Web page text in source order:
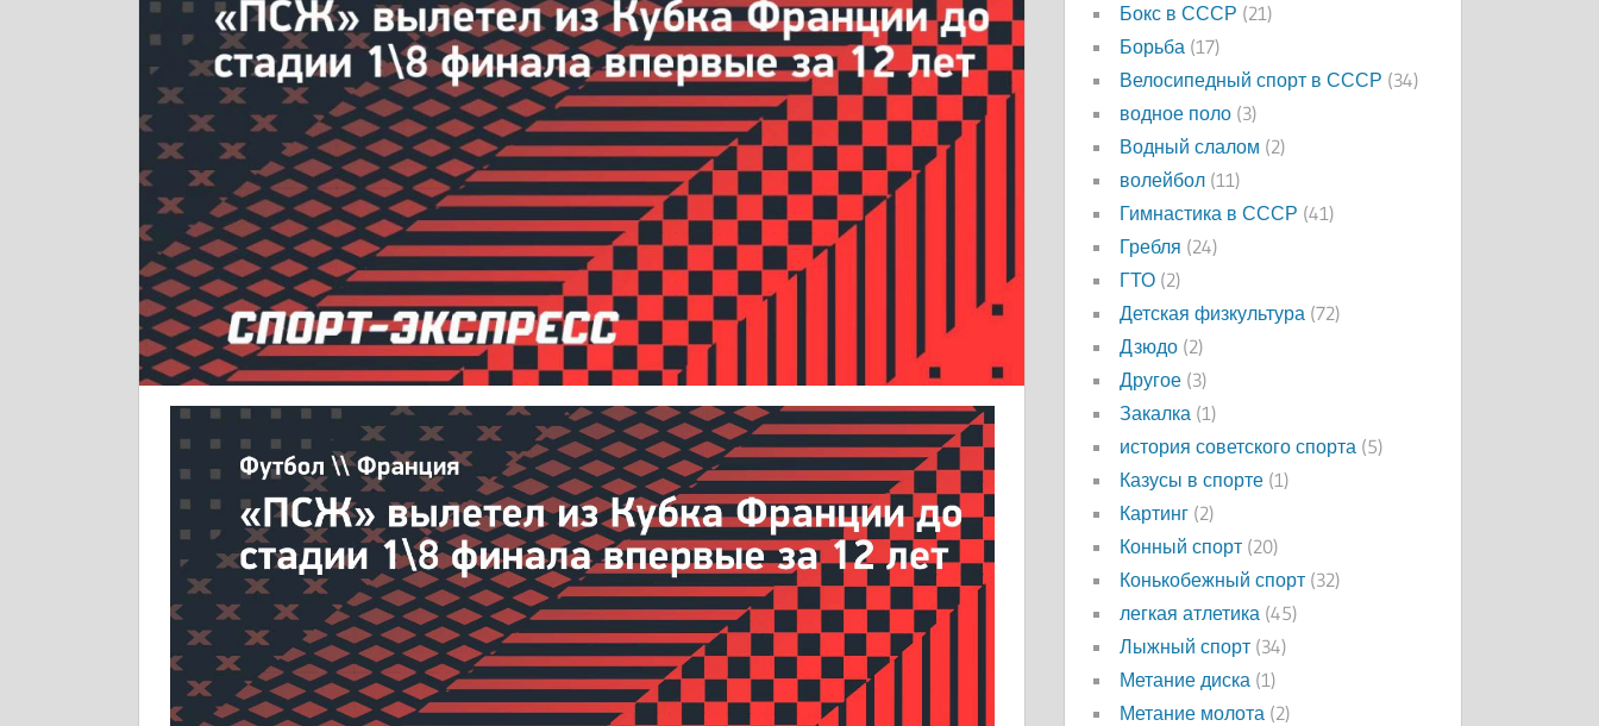
Бокс в СССР (21)
Борьба (17)
Велосипедный спорт в СССР (34)
водное поло (3)
Водный слалом (2)
волейбол (11)
Гимнастика в СССР (41)
Гребля (24)
ГТО (2)
Детская физкультура (72)
Дзюдо (2)
Другое (3)
Закалка (1)
история советского спорта (5)
Казусы в спорте (1)
Картинг (2)
Конный спорт (20)
Конькобежный спорт (32)
легкая атлетика (45)
Лыжный спорт (34)
Метание диска (1)
Метание молота (2)